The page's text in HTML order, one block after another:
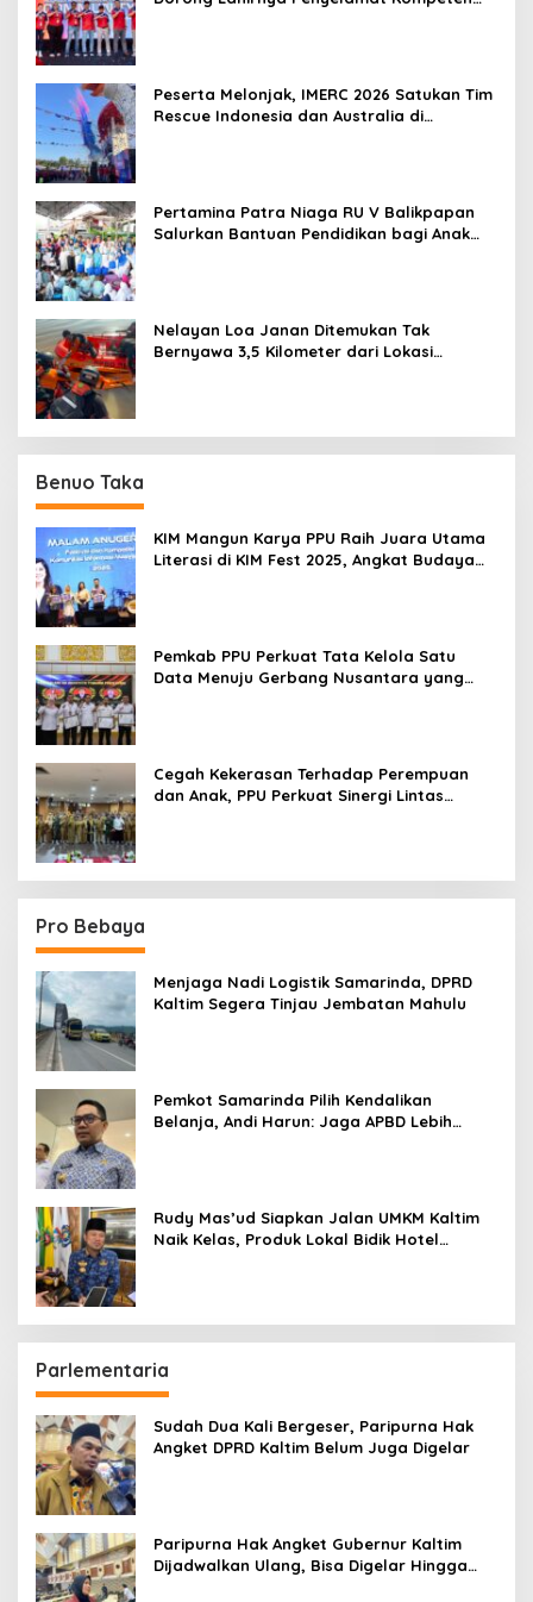
Peserta Melonjak, IMERC 2026 Satukan Tim
Rescue Indonesia dan Australia di
Pertamina Patra Niaga RU V Balikpapan
Salurkan Bantuan Pendidikan bagi Anak
Nelayan Loa Janan Ditemukan Tak
Bernyawa 3,5 Kilometer dari Lokasi
Benuo Taka
KIM Mangun Karya PPU Raih Juara Utama
Literasi di KIM Fest 2025, Angkat Budaya
Pemkab PPU Perkuat Tata Kelola Satu
Data Menuju Gerbang Nusantara yang
Cegah Kekerasan Terhadap Perempuan
dan Anak, PPU Perkuat Sinergi Lintas
Pro Bebaya
Menjaga Nadi Logistik Samarinda, DPRD
Kaltim Segera Tinjau Jembatan Mahulu
Pemkot Samarinda Pilih Kendalikan
Belanja, Andi Harun: Jaga APBD Lebih
Rudy Mas’ud Siapkan Jalan UMKM Kaltim
Naik Kelas, Produk Lokal Bidik Hotel
Parlementaria
Sudah Dua Kali Bergeser, Paripurna Hak
Angket DPRD Kaltim Belum Juga Digelar
Paripurna Hak Angket Gubernur Kaltim
Dijadwalkan Ulang, Bisa Digelar Hingga